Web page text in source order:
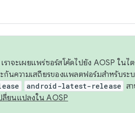
าจะเผยแพร่ซอร์สโค้ดไปยัง AOSP ใน
นความเสถียรของแพลตฟอร์มสำหรับระ
android-latest-release ส
ลี่ยนแปลงใน AOSP